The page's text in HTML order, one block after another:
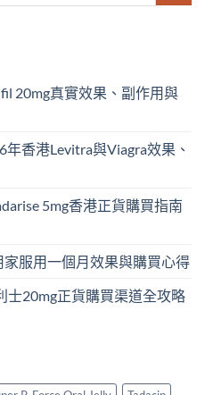
20mg真實效果、副作用與
香港Levitra與Viagra效果、
5mg香港正貨購買指南
服用一個月效果與購買心得
士20mg正貨購買渠道全攻略